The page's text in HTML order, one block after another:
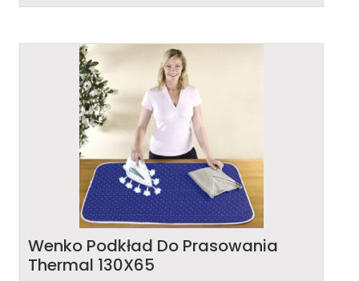
Wenko Podkład Do Prasowania
Thermal 130X65